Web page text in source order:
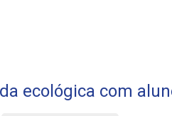
ecológica com